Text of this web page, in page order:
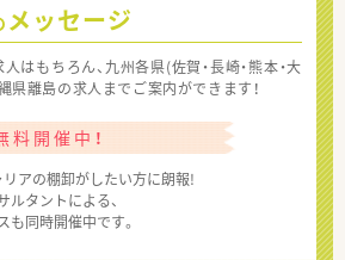
メッセージ
はもちろん、九州各県(佐賀・長崎・熊本・大
県離島の求人までご案内ができます！
開催中！
リアの棚卸がしたい方に朗報!
タントによる、
も同時開催中です。